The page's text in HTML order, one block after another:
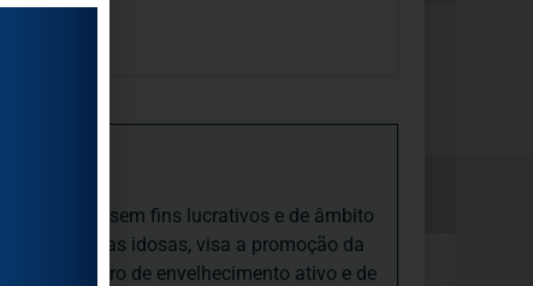
Social sem fins lucrativos e de âmbito
e às pessoas idosas, visa a promoção da
num quadro de envelhecimento ativo e de